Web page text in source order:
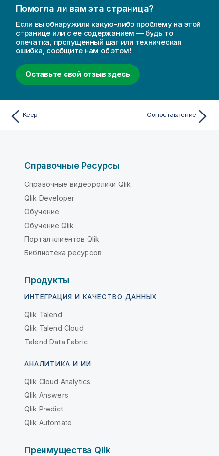
Помогла ли вам эта страница?
Если вы обнаружили какую-либо проблему на этой
странице или с ее содержанием — будь то
опечатка, пропущенный шаг или техническая
ошибка, сообщите нам об этом!
Оставьте свой отзыв здесь
Keep Сопоставление
Справочные Ресурсы
Справочные видеоролики Qlik
Qlik Developer
Обучение
Обучение Qlik
Портал клиентов Qlik
Библиотека ресурсов
Продукты
ИНТЕГРАЦИЯ И КАЧЕСТВО ДАННЫХ
Qlik Talend
Qlik Talend Cloud
Talend Data Fabric
АНАЛИТИКА И ИИ
Qlik Cloud Analytics
Qlik Answers
Qlik Predict
Qlik Automate
Преимущества Qlik